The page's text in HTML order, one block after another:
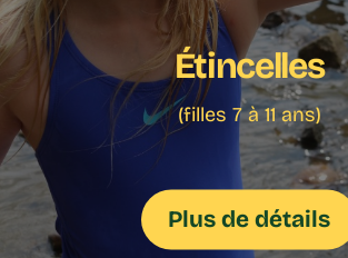
Étincelles
(filles 7 à 11 ans)
Plus de détails